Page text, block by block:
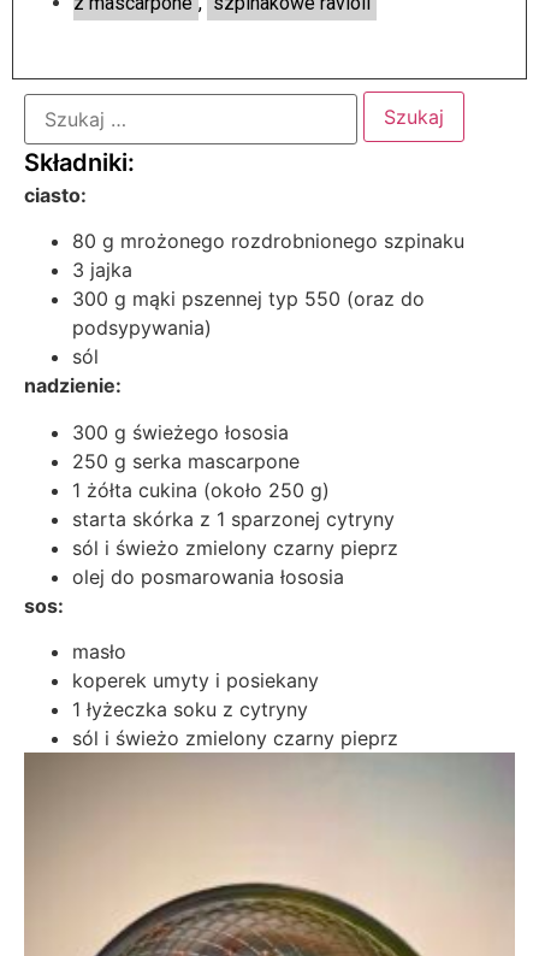
ciasto:
80 g mrożonego rozdrobnionego szpinaku
3 jajka
300 g mąki pszennej typ 550 (oraz do
podsypywania)
sól
nadzienie:
300 g świeżego łososia
250 g serka mascarpone
1 żółta cukina (około 250 g)
starta skórka z 1 sparzonej cytryny
sól i świeżo zmielony czarny pieprz
olej do posmarowania łososia
sos:
masło
koperek umyty i posiekany
1 łyżeczka soku z cytryny
sól i świeżo zmielony czarny pieprz